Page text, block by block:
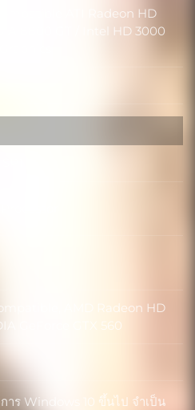
ATI Radeon HD
8800 GT / Intel HD 3000
AMD Radeon HD
GeForce GTX 560
ร Windows 10 ขึ้นไป จำเป็น